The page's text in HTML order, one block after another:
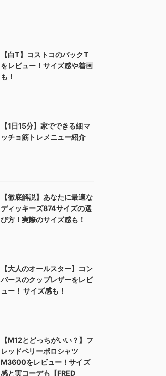
【白T】コストコのパックT
をレビュー！サイズ感や着画
も！
【1日15分】家でできる細マ
ッチョ筋トレメニュー紹介
【徹底解説】あなたに最適な
ディッキーズ874サイズの選
び方！実際のサイズ感も！
【大人のオールスター】コン
バースのクップレザーをレビ
ュー！ サイズ感も！
【M12とどっちがいい？】フ
レッドペリーポロシャツ
M3600をレビュー！サイズ
感と実コーデも【FRED